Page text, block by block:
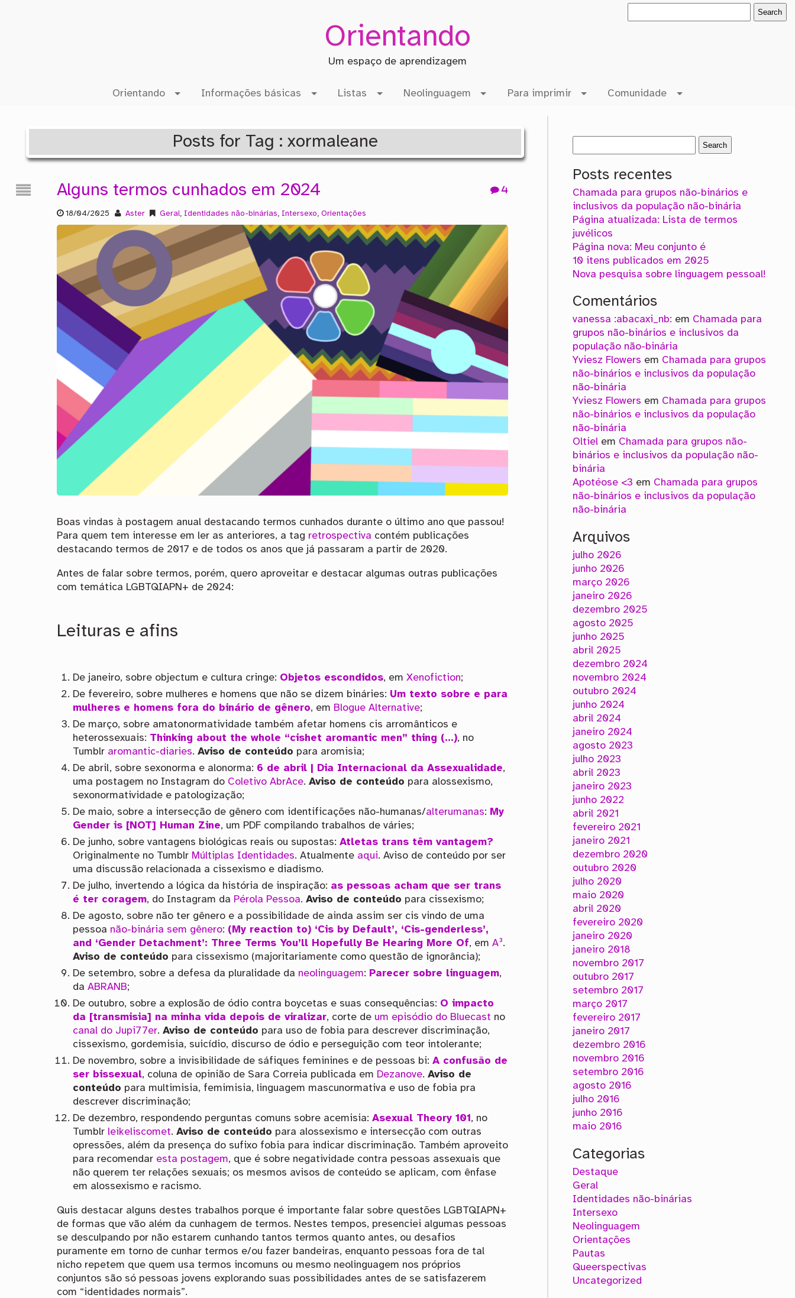
Orientando
Um espaço de aprendizagem
Orientando Informações básicas Listas Neolinguagem Para imprimir Comunidade
Posts for Tag : xormaleane
Alguns termos cunhados em 2024 4
18/04/2025 Aster Geral Identidades não-binárias Intersexo ,Orientações
Boas vindas à postagem anual destacando termos cunhados durante o último ano que passou!
Para quem tem interesse em ler as anteriores, a tag retrospectiva contém publicações
destacando termos de 2017 e de todos os anos que já passaram a partir de 2020.
Antes de falar sobre termos, porém, quero aproveitar e destacar algumas outras publicações
com temática LGBTQIAPN+ de 2024:
Leituras e afins
De janeiro, sobre objectum e cultura cringe: Objetos escondidos, em Xenofiction;
De fevereiro, sobre mulheres e homens que não se dizem bináries: Um texto sobre e para
mulheres e homens fora do binário de gênero, em Blogue Alternative;
De março, sobre amatonormatividade também afetar homens cis arromânticos e
heterossexuais: Thinking about the whole “cishet aromantic men” thing (…), no
Tumblr aromantic-diaries. Aviso de conteúdo para aromisia;
De abril, sobre sexonorma e alonorma: 6 de abril | Dia Internacional da Assexualidade,
uma postagem no Instagram do Coletivo AbrAce. Aviso de conteúdo para alossexismo,
sexonormatividade e patologização;
De maio, sobre a intersecção de gênero com identificações não-humanas/alterumanas: My
Gender is [NOT] Human Zine, um PDF compilando trabalhos de váries;
De junho, sobre vantagens biológicas reais ou supostas: Atletas trans têm vantagem?
Originalmente no Tumblr Múltiplas Identidades. Atualmente aqui. Aviso de conteúdo por ser
uma discussão relacionada a cissexismo e diadismo.
De julho, invertendo a lógica da história de inspiração: as pessoas acham que ser trans
é ter coragem, do Instagram da Pérola Pessoa. Aviso de conteúdo para cissexismo;
De agosto, sobre não ter gênero e a possibilidade de ainda assim ser cis vindo de uma
pessoa não-binária sem gênero: (My reaction to) ‘Cis by Default’, ‘Cis-genderless’,
and ‘Gender Detachment’: Three Terms You’ll Hopefully Be Hearing More Of, em A³.
Aviso de conteúdo para cissexismo (majoritariamente como questão de ignorância);
De setembro, sobre a defesa da pluralidade da neolinguagem: Parecer sobre linguagem,
da ABRANB;
De outubro, sobre a explosão de ódio contra boycetas e suas consequências: O impacto
da [transmisia] na minha vida depois de viralizar, corte de um episódio do Bluecast no
canal do Jupi77er. Aviso de conteúdo para uso de fobia para descrever discriminação,
cissexismo, gordemisia, suicídio, discurso de ódio e perseguição com teor intolerante;
De novembro, sobre a invisibilidade de sáfiques feminines e de pessoas bi: A confusão de
ser bissexual, coluna de opinião de Sara Correia publicada em Dezanove. Aviso de
conteúdo para multimisia, femimisia, linguagem mascunormativa e uso de fobia pra
descrever discriminação;
De dezembro, respondendo perguntas comuns sobre acemisia: Asexual Theory 101 , no
Tumblr leikeliscomet. Aviso de conteúdo para alossexismo e intersecção com outras
opressões, além da presença do sufixo fobia para indicar discriminação. Também aproveito
para recomendar esta postagem, que é sobre negatividade contra pessoas assexuais que
não querem ter relações sexuais; os mesmos avisos de conteúdo se aplicam, com ênfase
em alossexismo e racismo.
Quis destacar alguns destes trabalhos porque é importante falar sobre questões LGBTQIAPN+
de formas que vão além da cunhagem de termos. Nestes tempos, presenciei algumas pessoas
se desculpando por não estarem cunhando tantos termos quanto antes, ou desafios
puramente em torno de cunhar termos e/ou fazer bandeiras, enquanto pessoas fora de tal
nicho repetem que quem usa termos incomuns ou mesmo neolinguagem nos próprios
conjuntos são só pessoas jovens explorando suas possibilidades antes de se satisfazerem
com “identidades normais”.
Posts recentes
Chamada para grupos não-binários e
inclusivos da população não-binária
Página atualizada: Lista de termos
juvélicos
Página nova: Meu conjunto é
10 itens publicados em 2025
Nova pesquisa sobre linguagem pessoal!
Comentários
vanessa :abacaxi_nb: em Chamada para
grupos não-binários e inclusivos da
população não-binária
Yviesz Flowers em Chamada para grupos
não-binários e inclusivos da população
não-binária
Yviesz Flowers em Chamada para grupos
não-binários e inclusivos da população
não-binária
Oltielem Chamada para grupos não-
binários e inclusivos da população não-
binária
Apotéose <3 em Chamada para grupos
não-binários e inclusivos da população
não-binária
Arquivos
julho 2026
junho 2026
março 2026
janeiro 2026
dezembro 2025
agosto 2025
junho 2025
abril 2025
dezembro 2024
novembro 2024
outubro 2024
junho 2024
abril 2024
janeiro 2024
agosto 2023
julho 2023
abril 2023
janeiro 2023
junho 2022
abril 2021
fevereiro 2021
janeiro 2021
dezembro 2020
outubro 2020
julho 2020
maio 2020
abril 2020
fevereiro 2020
janeiro 2020
janeiro 2018
novembro 2017
outubro 2017
setembro 2017
março 2017
fevereiro 2017
janeiro 2017
dezembro 2016
novembro 2016
setembro 2016
agosto 2016
julho 2016
junho 2016
maio 2016
Categorias
Destaque
Geral
Identidades não-binárias
Intersexo
Neolinguagem
Orientações
Pautas
Queerspectivas
Uncategorized